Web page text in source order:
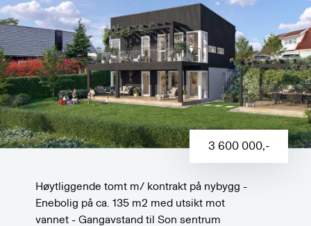
3 600 000,-
Høytliggende tomt m/ kontrakt på nybygg -
Enebolig på ca. 135 m2 med utsikt mot
vannet - Gangavstand til Son sentrum